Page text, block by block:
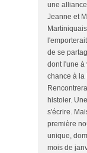
une
Jeanne et
de se
dont l'une à
chance à la
histoier.
s'écrire.
première
unique,
mois de